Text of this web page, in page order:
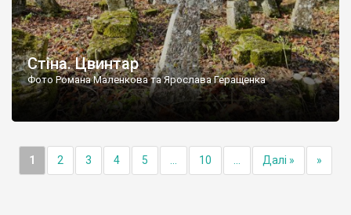
Стіна. Цвинтар
Фото Романа Маленкова та Ярослава Геращенка
1 2 3 4 5 10 Далі » »